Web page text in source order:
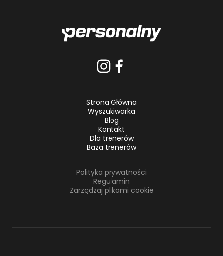
Strona Główna
Wyszukiwarka
Blog
Kontakt
Dla trenerów
Baza trenerów
Polityka prywatności
Regulamin
Zarządzaj plikami cookie